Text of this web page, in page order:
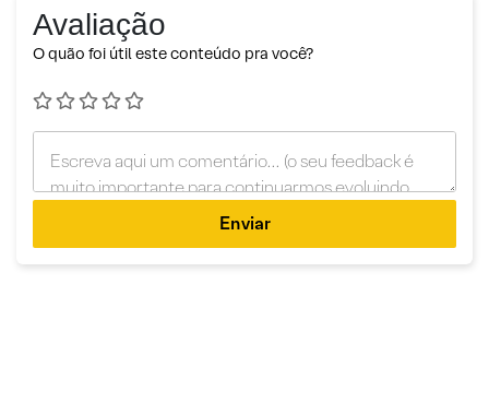
Avaliação
O quão foi útil este conteúdo pra você?
Enviar